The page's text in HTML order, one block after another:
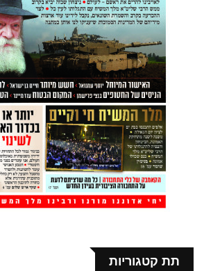
תת קטגוריות